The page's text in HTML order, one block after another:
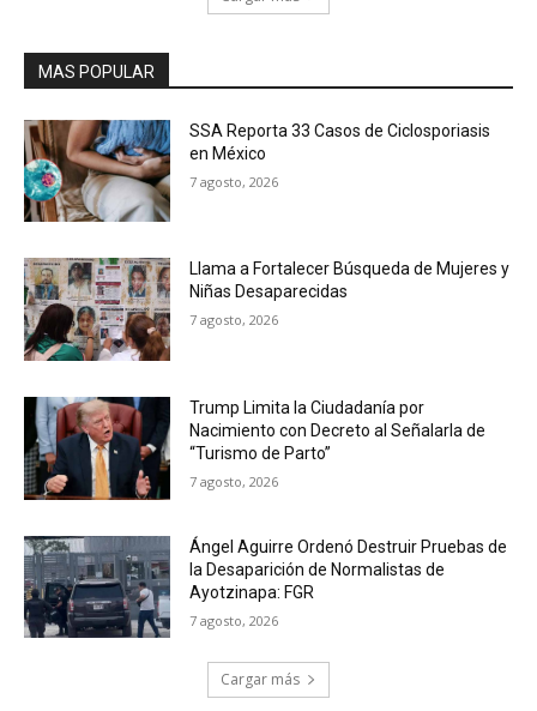
MAS POPULAR
SSA Reporta 33 Casos de Ciclosporiasis
en México
7 agosto, 2026
Llama a Fortalecer Búsqueda de Mujeres y
Niñas Desaparecidas
7 agosto, 2026
Trump Limita la Ciudadanía por
Nacimiento con Decreto al Señalarla de
“Turismo de Parto”
7 agosto, 2026
Ángel Aguirre Ordenó Destruir Pruebas de
la Desaparición de Normalistas de
Ayotzinapa: FGR
7 agosto, 2026
Cargar más